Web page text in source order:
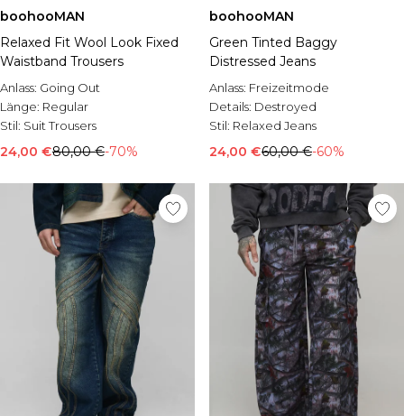
boohooMAN
Relaxed Fit Wool Look Fixed
Waistband Trousers
Anlass: Going Out
Länge: Regular
Stil: Suit Trousers
24,00 €80,00 €-70%
boohooMAN
Green Tinted Baggy
Distressed Jeans
Anlass: Freizeitmode
Details: Destroyed
Stil: Relaxed Jeans
24,00 €60,00 €-60%